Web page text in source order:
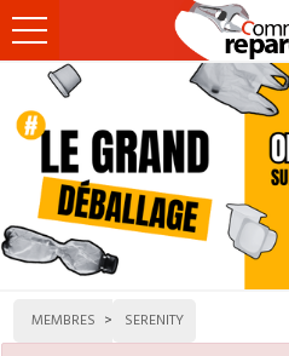
Ouvrir
le
menu
MEMBRES SERENITY